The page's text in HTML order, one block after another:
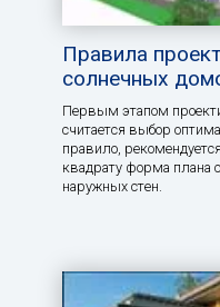
Правила
солнечных
Первым этапом
считается выбор
правило,
квадрату форма
наружных стен.